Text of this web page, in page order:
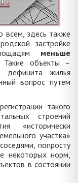
всем, здесь также
застройке
меньше
Такие объекты –
дефицита жилья
вопрос путем
такого
строений
«исторически
участка»
попросту
некоторых норм,
в состоянии